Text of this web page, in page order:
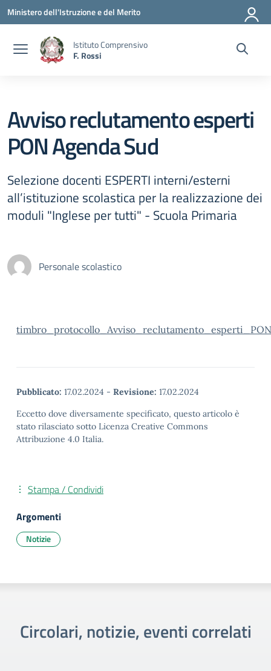
Vai ai contenuti
Vai al menu di navigazione
Vai al footer
Ministero dell'Istruzione e del Merito
Istituto Comprensivo
F. Rossi
Avviso reclutamento esperti
PON Agenda Sud
Selezione docenti ESPERTI interni/esterni
all’istituzione scolastica per la realizzazione dei
moduli "Inglese per tutti" - Scuola Primaria
Personale scolastico
Pubblicato: 17.02.2024 - Revisione: 17.02.2024
Eccetto dove diversamente specificato, questo articolo è
stato rilasciato sotto Licenza Creative Commons
Attribuzione 4.0 Italia.
Stampa / Condividi
Argomenti
Notizie
Circolari, notizie, eventi correlati